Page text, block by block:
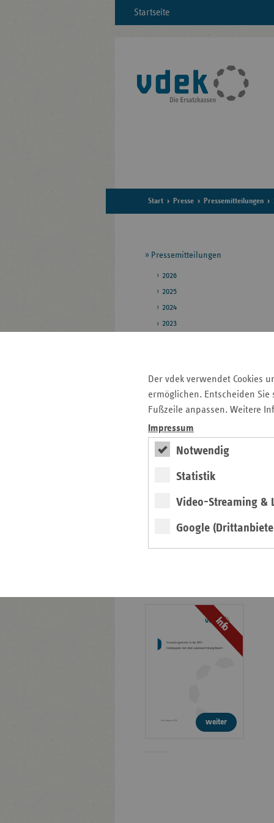
Der vdek verwendet Cookies
ermöglichen. Entscheiden
Fußzeile anpassen. Weitere
Impressum
Notwendig
Statistik
Video-Streaming &
Google
Startseite
Start Presse Pressemitteilungen
Seitennavigation
Pressemitteilungen
2026
2025
2024
2023
Bildarchiv
Seitenleiste
Informationen
Auf einen Blick
Pressemitteilungen
Kontakt und Anfahrt
Info
weiter